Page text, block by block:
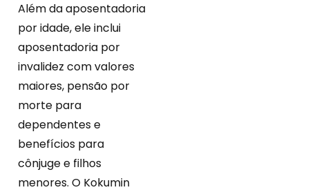
Além da aposentadoria
por idade, ele inclui
aposentadoria por
invalidez com valores
maiores, pensão por
morte para
dependentes e
benefícios para
cônjuge e filhos
menores. O Kokumin